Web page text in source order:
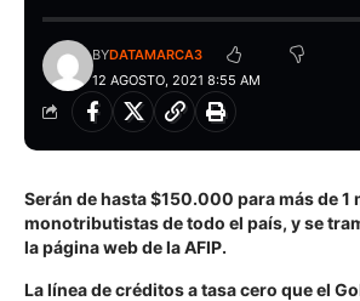
12 AGOSTO, 2021 8:55 AM
BYDATAMARCA3
Serán de hasta $150.000 para más de 1
monotributistas de todo el país, y se
la página web de la AFIP.
La línea de créditos a tasa cero que el